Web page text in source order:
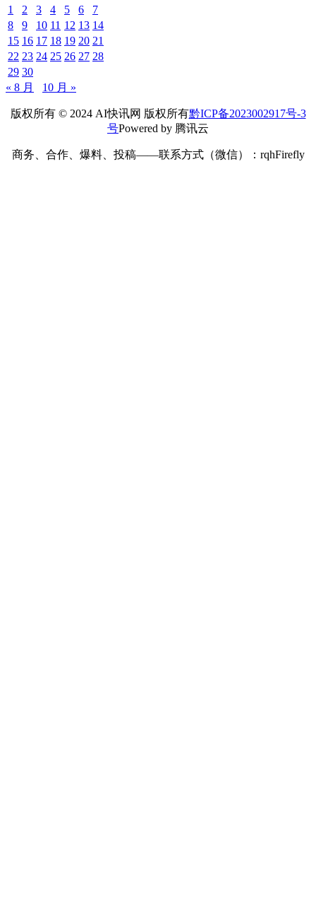
1 2 3 4 5 6
7
8
9 10 11 12 13 14
15 16 17 18 19 20 21
22 23 24 25 26 27 28
29 30
« 8 月
10 月 »
版权所有 © 2024 AI快讯网 版权所有黔ICP备2023002917号-3
号Powered by 腾讯云
商务、合作、爆料、投稿——联系方式（微信）：rqhFirefly